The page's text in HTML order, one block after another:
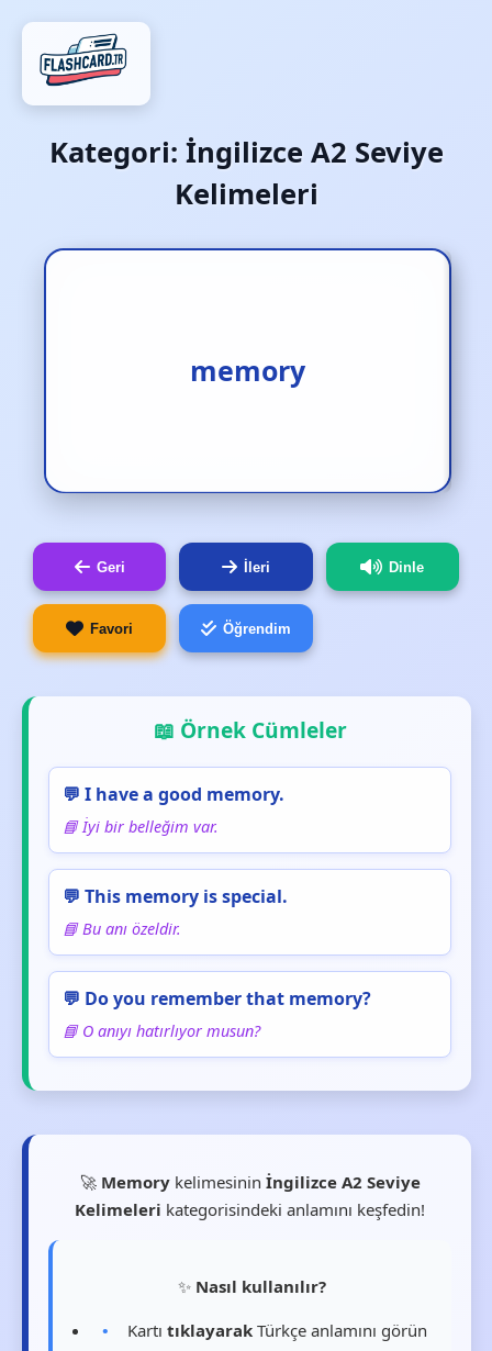
Kategori: İngilizce A2 Seviye
Kelimeleri
memory
3.hatıra [i.]
Geri İleri Dinle
Favori Öğrendim
📖 Örnek Cümleler
💬 I have a good memory.
📘 İyi bir belleğim var.
💬 This memory is special.
📘 Bu anı özeldir.
💬 Do you remember that memory?
📘 O anıyı hatırlıyor musun?
🚀 Memorykelimesinin İngilizce A2 Seviye
Kelimeleri kategorisindeki anlamını keşfedin!
✨ Nasıl kullanılır?
Kartı tıklayarakTürkçe anlamını görün